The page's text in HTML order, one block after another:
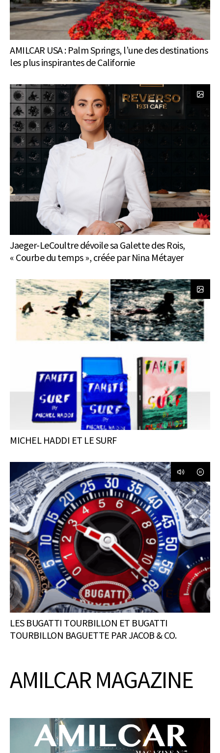
AMILCAR USA : Palm Springs, l’une des destinations
les plus inspirantes de Californie
Jaeger-LeCoultre dévoile sa Galette des Rois,
« Courbe du temps », créée par Nina Métayer
MICHEL HADDI ET LE SURF
LES BUGATTI TOURBILLON ET BUGATTI
TOURBILLON BAGUETTE PAR JACOB & CO.
AMILCAR MAGAZINE